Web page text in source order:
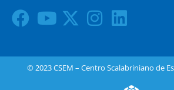
© 2023 CSEM – Centro Scalabriniano de